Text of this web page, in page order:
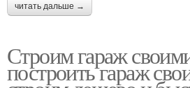
читать дальше →
Строим гараж
построить гараж